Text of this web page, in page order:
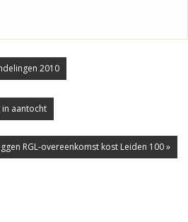
2010
aantocht
RGL-overeenkomst kost Leiden 100 »